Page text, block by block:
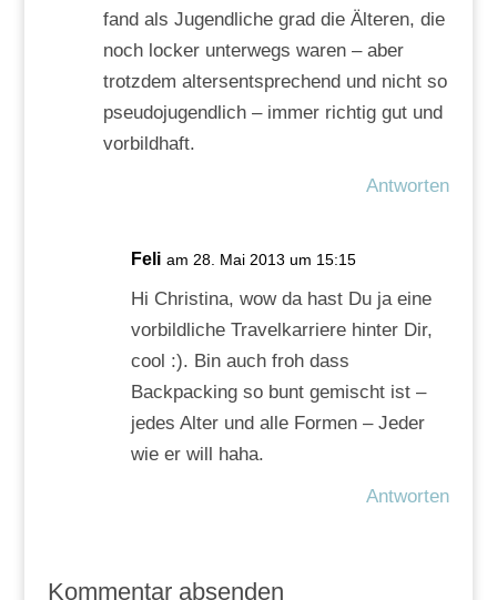
fand als Jugendliche grad die Älteren, die
noch locker unterwegs waren – aber
trotzdem altersentsprechend und nicht so
pseudojugendlich – immer richtig gut und
vorbildhaft.
Antworten
Feli am 28. Mai 2013 um 15:15
Hi Christina, wow da hast Du ja eine
vorbildliche Travelkarriere hinter Dir,
cool :). Bin auch froh dass
Backpacking so bunt gemischt ist –
jedes Alter und alle Formen – Jeder
wie er will haha.
Antworten
Kommentar absenden